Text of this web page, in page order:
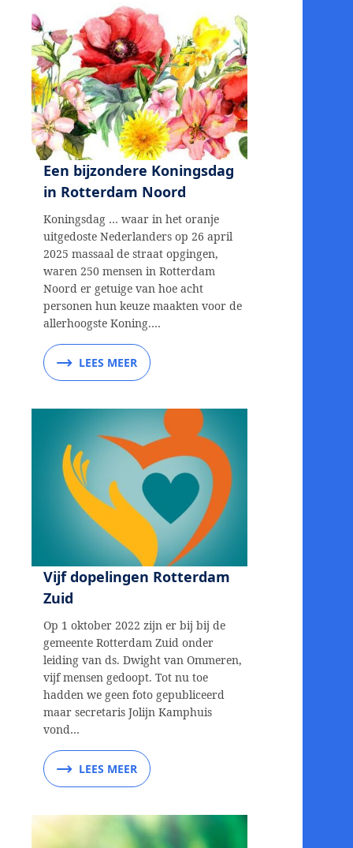
Een bijzondere Koningsdag
in Rotterdam Noord
Koningsdag … waar in het oranje
uitgedoste Nederlanders op 26 april
2025 massaal de straat opgingen,
waren 250 mensen in Rotterdam
Noord er getuige van hoe acht
personen hun keuze maakten voor de
allerhoogste Koning.…
LEES MEER
Vijf dopelingen Rotterdam
Zuid
Op 1 oktober 2022 zijn er bij bij de
gemeente Rotterdam Zuid onder
leiding van ds. Dwight van Ommeren,
vijf mensen gedoopt. Tot nu toe
hadden we geen foto gepubliceerd
maar secretaris Jolijn Kamphuis
vond…
LEES MEER